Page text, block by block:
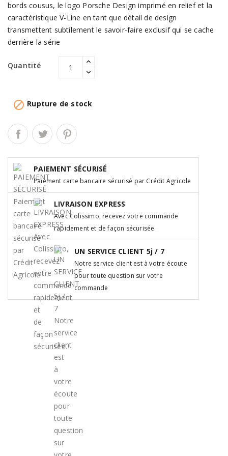
bords cousus, le logo Porsche Design imprimé en relief et la
caractéristique V-Line en tant que détail de design
transmettent subtilement le savoir-faire exclusif qui se cache
derrière la série
Quantité
 Rupture de stock
PAIEMENT SÉCURISÉ
Paiement carte bancaire sécurisé par Crédit Agricole
LIVRAISON EXPRESS
Avec Colissimo, recevez votre commande
rapidement et de façon sécurisée.
UN SERVICE CLIENT 5j / 7
Notre service client est à votre écoute
pour toute question sur votre
commande